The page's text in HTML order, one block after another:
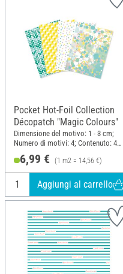
Pocket Hot-Foil Collection
Décopatch "Magic Colours"
Dimensione del motivo: 1 - 3 cm;
Numero di motivi: 4; Contenuto: 4
pezzi; Lunghezza: 40 cm;
Larghezza: 30 cm; Materiale: Carta
6,99 € (1 m2 = 14,56 €)
Aggiungi al carrello